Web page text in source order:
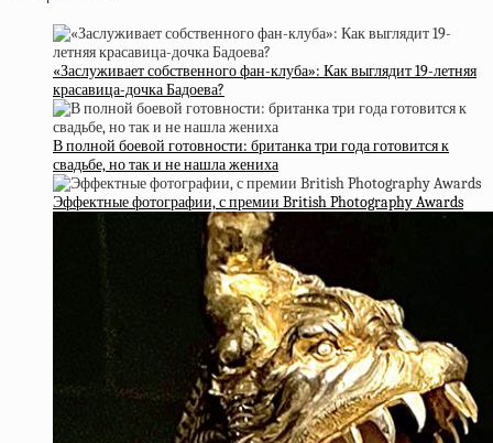
«Заслуживает собственного фан-клуба»: Как выглядит 19-летняя
красавица-дочка Бадоева?
В полной боевой готовности: британка три года готовится к
свадьбе, но так и не нашла жениха
Эффектные фотографии, с премии British Photography Awards